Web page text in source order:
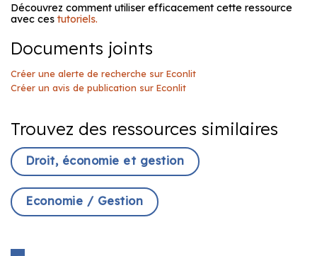
Découvrez comment utiliser efficacement cette ressource
avec ces tutoriels.
Documents joints
Créer une alerte de recherche sur Econlit
Créer un avis de publication sur Econlit
Trouvez des ressources similaires
Droit, économie et gestion
Economie / Gestion